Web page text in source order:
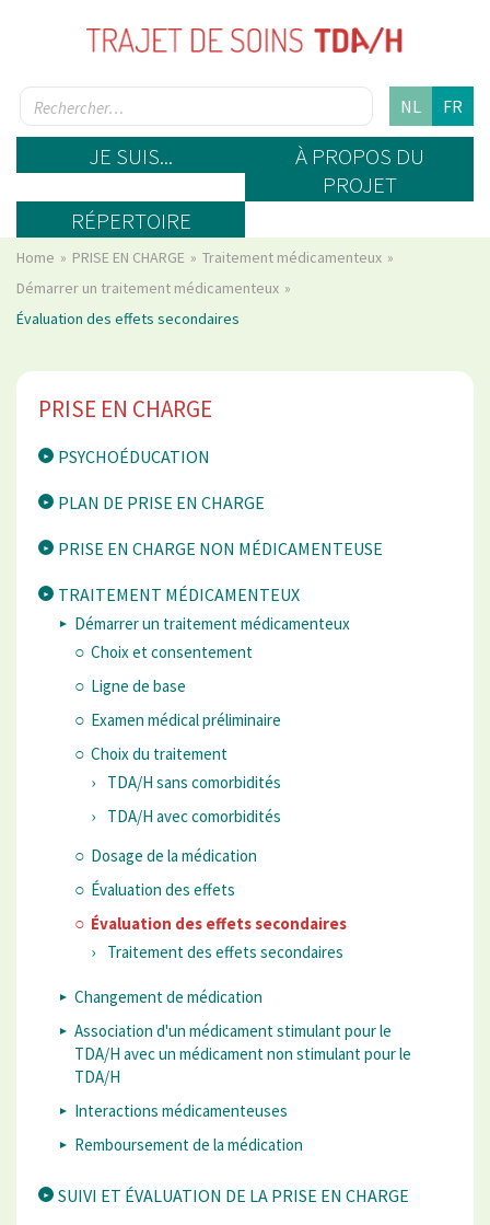
NL FR
JE SUIS...
À PROPOS DU
PROJET
RÉPERTOIRE
Home PRISE EN CHARGE
Traitement médicamenteux
Démarrer un traitement médicamenteux
Évaluation des effets secondaires
PRISE EN CHARGE
PSYCHOÉDUCATION
PLAN DE PRISE EN CHARGE
PRISE EN CHARGE NON MÉDICAMENTEUSE
TRAITEMENT MÉDICAMENTEUX
Démarrer un traitement médicamenteux
Choix et consentement
Ligne de base
Examen médical préliminaire
Choix du traitement
TDA/H sans comorbidités
TDA/H avec comorbidités
Dosage de la médication
Évaluation des effets
Évaluation des effets secondaires
Traitement des effets secondaires
Changement de médication
Association d'un médicament stimulant pour le
TDA/H avec un médicament non stimulant pour le
TDA/H
Interactions médicamenteuses
Remboursement de la médication
SUIVI ET ÉVALUATION DE LA PRISE EN CHARGE